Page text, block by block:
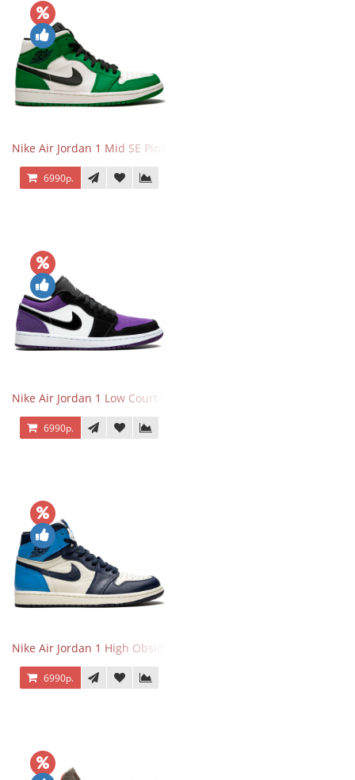
Nike Air Jordan 1 Mid SE Pine Green
6990р.
Nike Air Jordan 1 Low Court Purple
6990р.
Nike Air Jordan 1 High Obsidian University Blue
6990р.